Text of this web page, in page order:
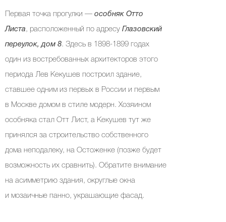
Первая точка прогулки — особняк Отто
Листа, расположенный по адресу Глазовский
переулок, дом 8. Здесь в 1898-1899 годах
один из востребованных архитекторов этого
периода Лев Кекушев построил здание,
ставшее одним из первых в России и первым
в Москве домом в стиле модерн. Хозяином
особняка стал Отт Лист, а Кекушев тут же
принялся за строительство собственного
дома неподалеку, на Остоженке (позже будет
возможность их сравнить). Обратите внимание
на асимметрию здания, округлые окна
и мозаичные панно, украшающие фасад.